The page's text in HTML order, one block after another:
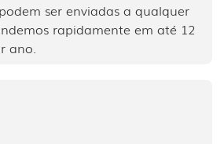
ser enviadas a qualquer
rapidamente em até 12
ano.